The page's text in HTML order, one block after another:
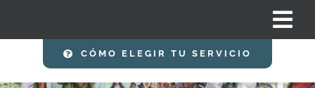
INICIO
CÓMO ELEGIR TU SERVICIO